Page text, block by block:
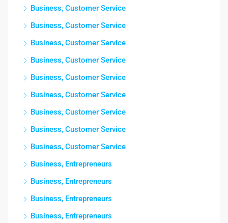
Business, Customer Service
Business, Customer Service
Business, Customer Service
Business, Customer Service
Business, Customer Service
Business, Customer Service
Business, Customer Service
Business, Customer Service
Business, Customer Service
Business, Entrepreneurs
Business, Entrepreneurs
Business, Entrepreneurs
Business, Entrepreneurs